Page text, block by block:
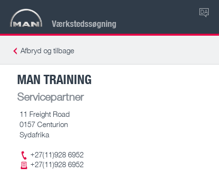
Værkstedssøgning
DA
Afbryd og tilbage
MAN TRAINING
Servicepartner
11 Freight Road
0157 Centurion
Sydafrika
+27(11)928 6952
+27(11)928 6952